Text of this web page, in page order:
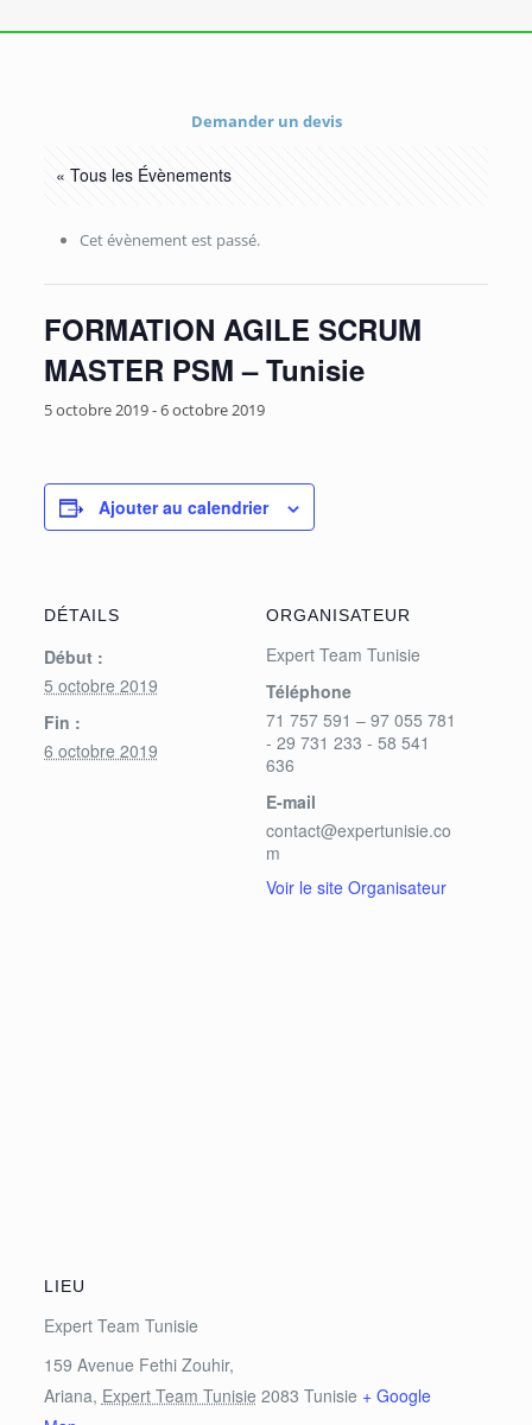
Demander un devis
« Tous les Évènements
Cet évènement est passé.
FORMATION AGILE SCRUM
MASTER PSM – Tunisie
5 octobre 2019-6 octobre 2019
Ajouter au calendrier
DÉTAILS
Début :
5 octobre 2019
Fin :
6 octobre 2019
ORGANISATEUR
Expert Team Tunisie
Téléphone
71 757 591 – 97 055 781
- 29 731 233 - 58 541
636
E-mail
contact@expertunisie.co
m
Voir le site Organisateur
LIEU
Expert Team Tunisie
159 Avenue Fethi Zouhir,
Ariana, Expert Team Tunisie 2083 Tunisie + Google